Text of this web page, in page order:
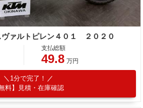
ヴァルトピレン４０１ ２０２０
支払総額
49.8 万円
1分で完了！
無料】見積・在庫確認